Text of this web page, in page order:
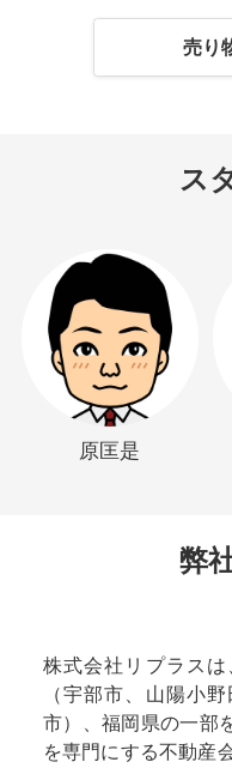
売り
ス
原匡是
弊
株式会社リプラス
（宇部市、山陽小
市）、福岡県の一部
を専門にする不動産